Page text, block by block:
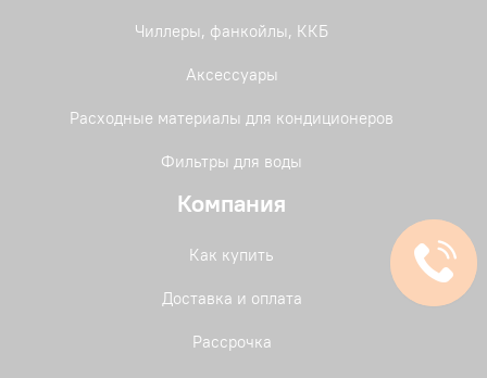
Чиллеры, фанкойлы, ККБ
Аксессуары
Расходные материалы для кондиционеров
Фильтры для воды
Компания
Как купить
Доставка и оплата
Рассрочка